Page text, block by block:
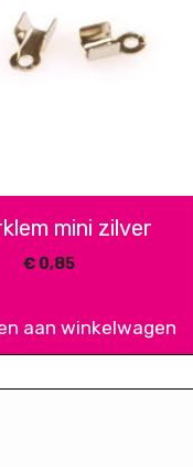
mini zilver
€ 0,85
aan winkelwagen